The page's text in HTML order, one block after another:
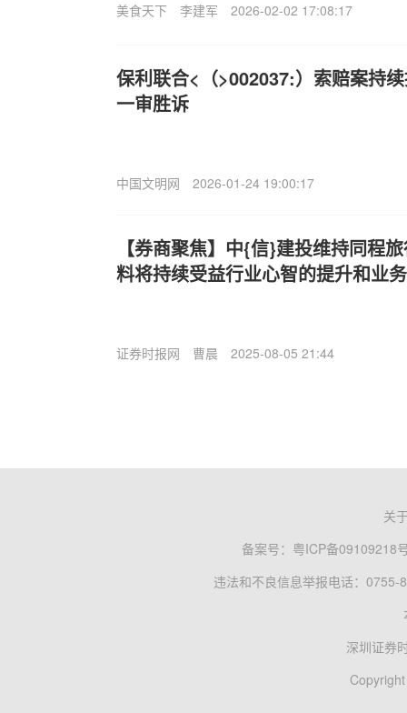
美食天下 李建军 2026-02-02 17:08:17
保利联合<（>002037:）索赔案持
一审胜诉
中国文明网 2026-01-24 19:00:17
【券商聚焦】中{信}建投维持同程
料将持续受益行业心智的提升和业
证券时报网 曹晨 2025-08-05 21:44
关
备案号： 粤ICP备09109218
违法和不良信息举报电话：0755-
深圳证券